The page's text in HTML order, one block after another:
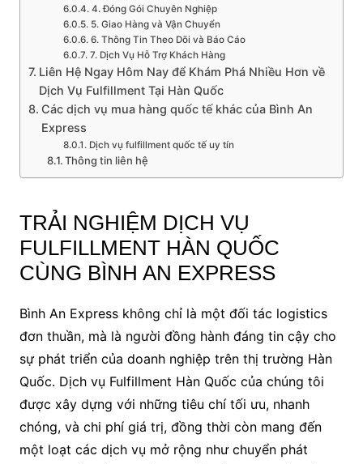
4. Đóng Gói Chuyên Nghiệp
5. Giao Hàng và Vận Chuyển
6. Thông Tin Theo Dõi và Báo Cáo
7. Dịch Vụ Hỗ Trợ Khách Hàng
Liên Hệ Ngay Hôm Nay để Khám Phá Nhiều Hơn về
Dịch Vụ Fulfillment Tại Hàn Quốc
Các dịch vụ mua hàng quốc tế khác của Bình An
Express
Dịch vụ fulfillment quốc tế uy tín
Thông tin liên hệ
TRẢI NGHIỆM DỊCH VỤ
FULFILLMENT HÀN QUỐC
CÙNG BÌNH AN EXPRESS
Bình An Express không chỉ là một đối tác logistics
đơn thuần, mà là người đồng hành đáng tin cậy cho
sự phát triển của doanh nghiệp trên thị trường Hàn
Quốc. Dịch vụ Fulfillment Hàn Quốc của chúng tôi
được xây dựng với những tiêu chí tối ưu, nhanh
chóng, và chi phí giá trị, đồng thời còn mang đến
một loạt các dịch vụ mở rộng như chuyển phát